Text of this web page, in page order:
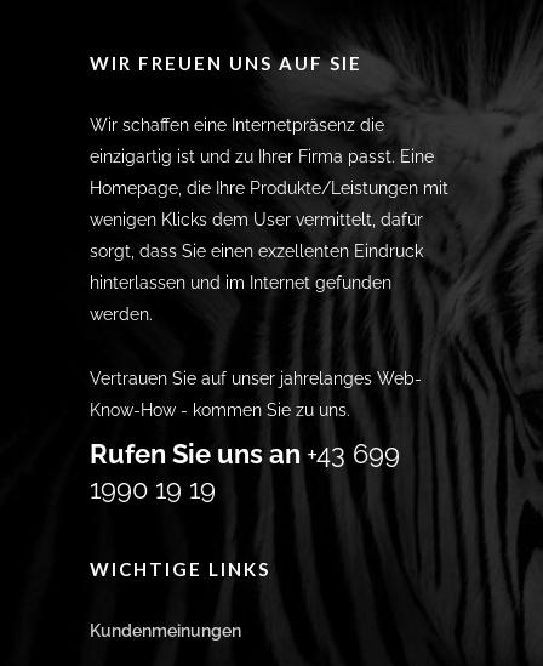
WIR FREUEN UNS AUF SIE
Wir schaffen eine Internetpräsenz die
einzigartig ist und zu Ihrer Firma passt. Eine
Homepage, die Ihre Produkte/Leistungen mit
wenigen Klicks dem User vermittelt, dafür
sorgt, dass Sie einen exzellenten Eindruck
hinterlassen und im Internet gefunden
werden.
Vertrauen Sie auf unser jahrelanges Web-
Know-How - kommen Sie zu uns.
Rufen Sie uns an +43 699
1990 19 19
WICHTIGE LINKS
Kundenmeinungen